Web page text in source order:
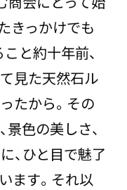
きっかけでも
と約十年前、
見た天然石ル
たから。その
色の美しさ、
、ひと目で魅了
ます。それ以